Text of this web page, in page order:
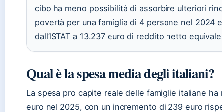
cibo ha meno possibilità di assorbire ulteriori
povertà per una famiglia di 4 persone nel 2024
dall’ISTAT a 13.237 euro di reddito netto
Qual è la spesa media degli italiani?
La spesa pro capite reale delle famiglie italiane ha
euro nel 2025, con un incremento di 239 euro